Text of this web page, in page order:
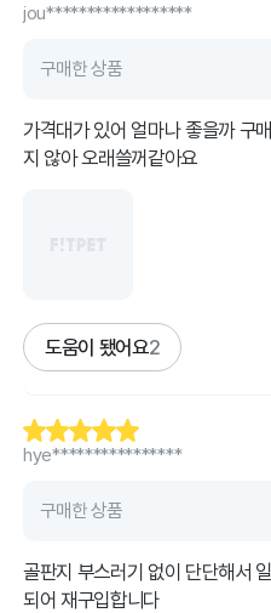
jou******************
구매한 상품
가격대가 있어 얼마나 좋을까 구
지 않아 오래쓸꺼같아요
도움이 됐어요2
hye****************
구매한 상품
골판지 부스러기 없이 단단해서
되어 재구입합니다